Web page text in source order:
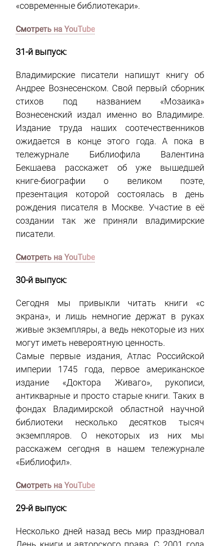
«современные библиотекари».
Смотреть на YouTube
31-й выпуск:
Владимирские писатели напишут книгу об
Андрее Вознесенском. Свой первый сборник
стихов под названием «Мозаика»
Вознесенский издал именно во Владимире.
Издание труда наших соотечественников
ожидается в конце этого года. А пока в
тележурнале Библиофила Валентина
Бекшаева расскажет об уже вышедшей
книге-биографии о великом поэте,
презентация которой состоялась в день
рождения писателя в Москве. Участие в её
создании так же приняли владимирские
писатели.
Смотреть на YouTube
30-й выпуск:
Сегодня мы привыкли читать книги «с
экрана», и лишь немногие держат в руках
живые экземпляры, а ведь некоторые из них
могут иметь невероятную ценность.
Самые первые издания, Атлас Российской
империи 1745 года, первое американское
издание «Доктора Живаго», рукописи,
антикварные и просто старые книги. Таких в
фондах Владимирской областной научной
библиотеки несколько десятков тысяч
экземпляров. О некоторых из них мы
расскажем сегодня в нашем тележурнале
«Библиофил».
Смотреть на YouTube
29-й выпуск:
Несколько дней назад весь мир праздновал